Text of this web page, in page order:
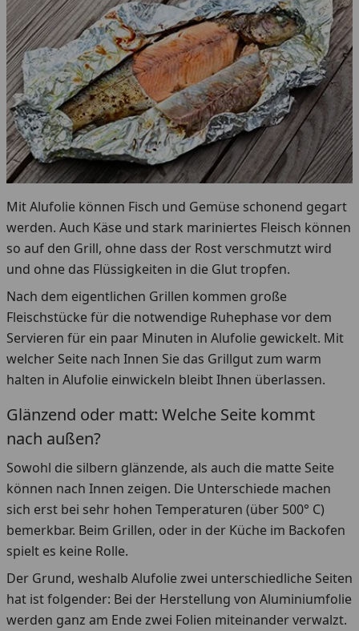
Mit Alufolie können Fisch und Gemüse schonend gegart
werden. Auch Käse und stark mariniertes Fleisch können
so auf den Grill, ohne dass der Rost verschmutzt wird
und ohne das Flüssigkeiten in die Glut tropfen.
Nach dem eigentlichen Grillen kommen große
Fleischstücke für die notwendige Ruhephase vor dem
Servieren für ein paar Minuten in Alufolie gewickelt. Mit
welcher Seite nach Innen Sie das Grillgut zum warm
halten in Alufolie einwickeln bleibt Ihnen überlassen.
Glänzend oder matt: Welche Seite kommt
nach außen?
Sowohl die silbern glänzende, als auch die matte Seite
können nach Innen zeigen. Die Unterschiede machen
sich erst bei sehr hohen Temperaturen (über 500° C)
bemerkbar. Beim Grillen, oder in der Küche im Backofen
spielt es keine Rolle.
Der Grund, weshalb Alufolie zwei unterschiedliche Seiten
hat ist folgender: Bei der Herstellung von Aluminiumfolie
werden ganz am Ende zwei Folien miteinander verwalzt.